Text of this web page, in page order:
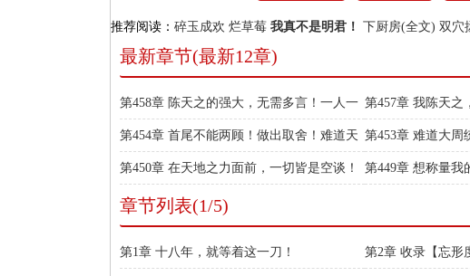
推荐阅读： 碎玉成欢 烂草莓 我真不是明君！ 下厨房(全文) 双穴
最新章节(最新12章)
第458章 陈天之的强大，无需多言！一人一
军，杀穿你们的大军！
第457章 我陈天之
的这么慢，差评！
第454章 首尾不能两顾！做出取舍！难道天
命真的在大周吗？
第453章 难道大周
都是草包吗？
第450章 在天地之力面前，一切皆是空谈！
这术法有这么痛吗？
第449章 想称量我
章节列表(1/5)
第1章 十八年，就等着这一刀！ 第2章 收录【忘形